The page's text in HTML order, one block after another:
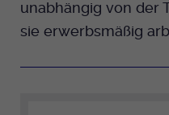
unabhängig von der
sie erwerbsmäßig